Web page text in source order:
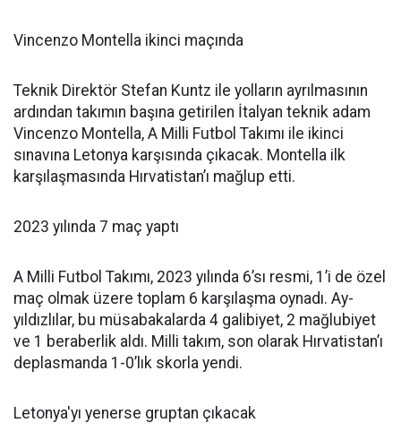
Vincenzo Montella ikinci maçında
Teknik Direktör Stefan Kuntz ile yolların ayrılmasının
ardından takımın başına getirilen İtalyan teknik adam
Vincenzo Montella, A Milli Futbol Takımı ile ikinci
sınavına Letonya karşısında çıkacak. Montella ilk
karşılaşmasında Hırvatistan’ı mağlup etti.
2023 yılında 7 maç yaptı
A Milli Futbol Takımı, 2023 yılında 6’sı resmi, 1’i de özel
maç olmak üzere toplam 6 karşılaşma oynadı. Ay-
yıldızlılar, bu müsabakalarda 4 galibiyet, 2 mağlubiyet
ve 1 beraberlik aldı. Milli takım, son olarak Hırvatistan’ı
deplasmanda 1-0’lık skorla yendi.
Letonya'yı yenerse gruptan çıkacak